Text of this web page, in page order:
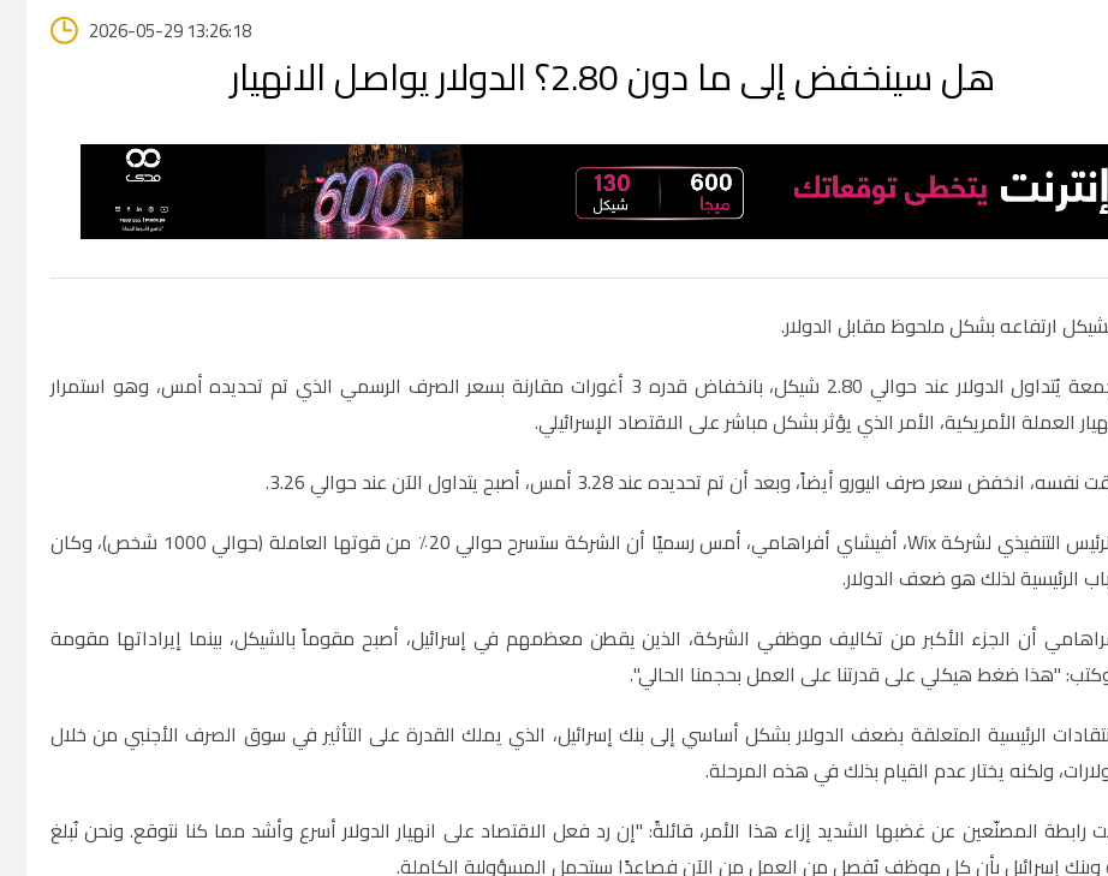
2026-05-29 13:26:18
هل سينخفض إلى ما دون 2.80؟ الدولار يواصل الانهيار
ارتفاعه بشكل ملحوظ مقابل الدولار.
اليوم الجمعة يُتداول الدولار عند حوالي 2.80 شيكل، بانخفاض قدره 3 أغورات مقارنة بسعر الصرف الرسمي الذي تم تحديده أمس، وهو استمرار
العملة الأمريكية، الأمر الذي يؤثر بشكل مباشر على الاقتصاد الإسرائيلي.
انخفض سعر صرف اليورو أيضاً، وبعد أن تم تحديده عند 3.28 أمس، أصبح يتداول الآن عند حوالي 3.26.
و أعلن الرئيس التنفيذي لشركة Wix، أفيشاي أفراهامي، أمس رسميًا أن الشركة ستسرح حوالي 20٪ من قوتها العاملة (حوالي 1000 شخص)، وكان
الرئيسية لذلك هو ضعف الدولار.
أن الجزء الأكبر من تكاليف موظفي الشركة، الذين يقطن معظمهم في إسرائيل، أصبح مقوماً بالشيكل، بينما إيراداتها مقومة
وكتب: "هذا ضغط هيكلي على قدرتنا على العمل بحجمنا الحالي".
الرئيسية المتعلقة بضعف الدولار بشكل أساسي إلى بنك إسرائيل، الذي يملك القدرة على التأثير في سوق الصرف الأجنبي من خلال
ولكنه يختار عدم القيام بذلك في هذه المرحلة.
رابطة المصنّعين عن غضبها الشديد إزاء هذا الأمر، قائلةً: "إن رد فعل الاقتصاد على انهيار الدولار أسرع وأشد مما كنا نتوقع. ونحن نُبلغ
وبنك إسرائيل بأن كل موظف يُفصل من العمل من الآن فصاعدًا سيتحمل المسؤولية الكاملة.